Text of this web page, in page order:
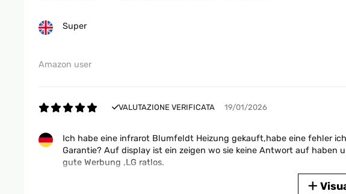
Super
Amazon user
VALUTAZIONE VERIFICATA 19/01/2026
Ich habe eine infrarot Blumfeldt Heizung gekauft,habe eine fehler
Garantie? Auf display ist ein zeigen wo sie keine Antwort auf haben
gute Werbung ,LG ratlos.